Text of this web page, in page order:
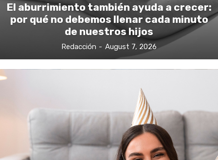
El aburrimiento también ayuda a crecer:
por qué no debemos llenar cada minuto
de nuestros hijos
Redacción - August 7, 2026